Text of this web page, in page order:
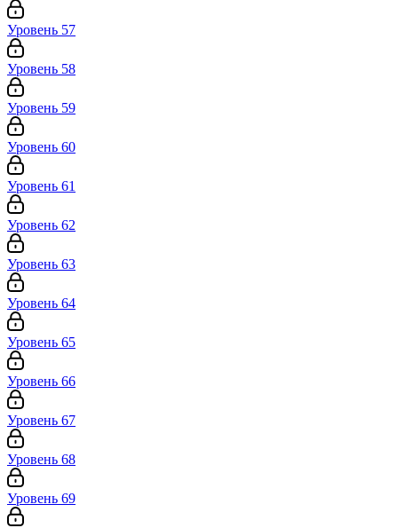
Уровень 57
Уровень 58
Уровень 59
Уровень 60
Уровень 61
Уровень 62
Уровень 63
Уровень 64
Уровень 65
Уровень 66
Уровень 67
Уровень 68
Уровень 69